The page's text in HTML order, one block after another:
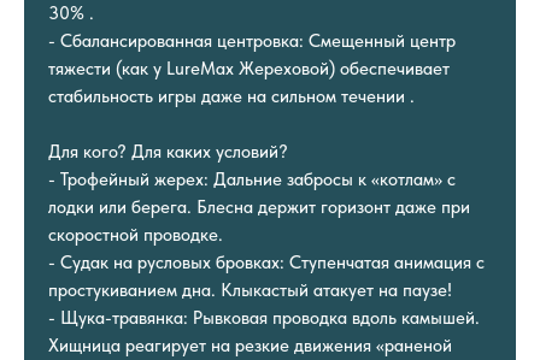
30% .
- Сбалансированная центровка: Смещенный центр
тяжести (как у LureMax Жереховой) обеспечивает
стабильность игры даже на сильном течении .
Для кого? Для каких условий?
- Трофейный жерех: Дальние забросы к «котлам» с
лодки или берега. Блесна держит горизонт даже при
скоростной проводке.
- Судак на русловых бровках: Ступенчатая анимация с
простукиванием дна. Клыкастый атакует на паузе!
- Щука-травянка: Рывковая проводка вдоль камышей.
Хищница реагирует на резкие движения «раненой